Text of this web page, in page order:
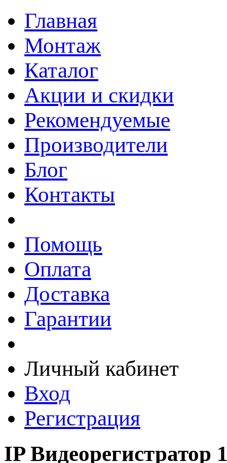
Главная
Монтаж
Каталог
Акции и скидки
Рекомендуемые
Производители
Блог
Контакты
Помощь
Оплата
Доставка
Гарантии
Личный кабинет
Вход
Регистрация
IP Видеорегистратор